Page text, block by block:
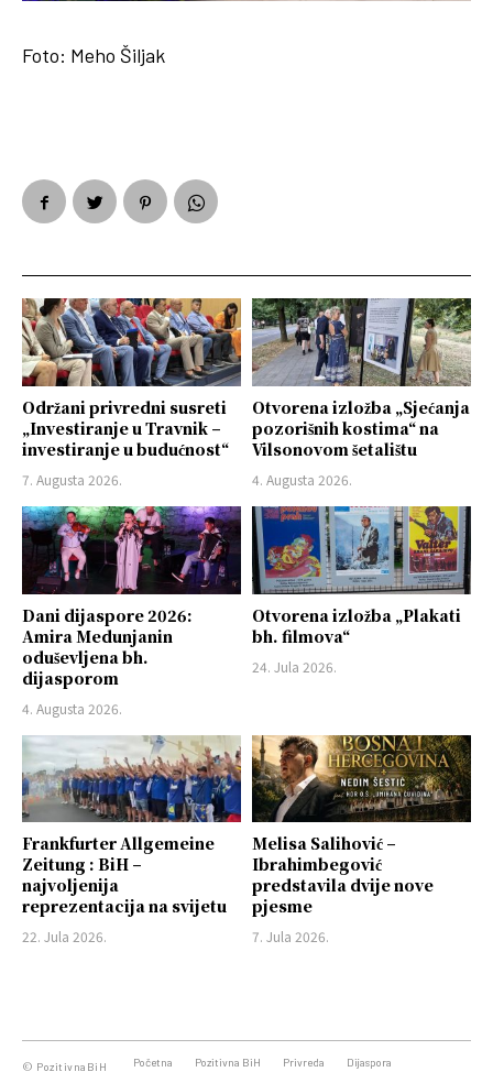
Foto: Meho Šiljak
Održani privredni susreti
„Investiranje u Travnik –
investiranje u budućnost“
7. Augusta 2026.
Otvorena izložba „Sjećanja
pozorišnih kostima“ na
Vilsonovom šetalištu
4. Augusta 2026.
Dani dijaspore 2026:
Amira Medunjanin
oduševljena bh.
dijasporom
4. Augusta 2026.
Otvorena izložba „Plakati
bh. filmova“
24. Jula 2026.
Frankfurter Allgemeine
Zeitung : BiH –
najvoljenija
reprezentacija na svijetu
22. Jula 2026.
Melisa Salihović –
Ibrahimbegović
predstavila dvije nove
pjesme
7. Jula 2026.
© PozitivnaBiH Početna Pozitivna BiH Privreda Dijaspora